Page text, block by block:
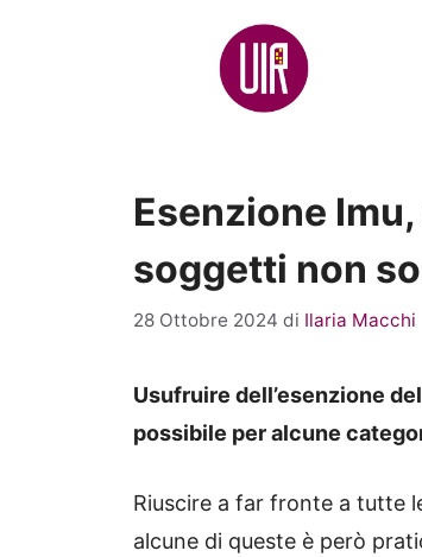
Esenzione
soggetti non
28 Ottobre 2024 di Ilaria Macchi
Usufruire dell’esenzione
possibile per alcune
Riuscire a far fronte a tutte
alcune di queste è però